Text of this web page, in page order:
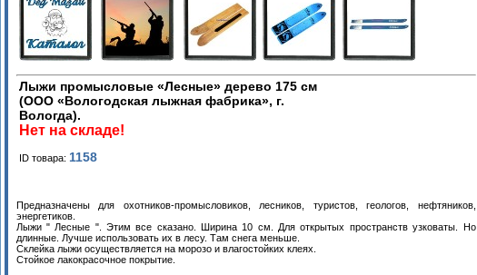
Лыжи промысловые «Лесные» дерево 175 см
(ООО «Вологодская лыжная фабрика», г.
Вологда).
Нет на складе!
ID товара: 1158
Предназначены для охотников-промысловиков, лесников, туристов, геологов, нефтяников,
энергетиков.
Лыжи " Лесные ". Этим все сказано. Ширина 10 см. Для открытых пространств узковаты. Но
длинные. Лучше использовать их в лесу. Там снега меньше.
Склейка лыжи осуществляется на морозо и влагостойких клеях.
Стойкое лакокрасочное покрытие.